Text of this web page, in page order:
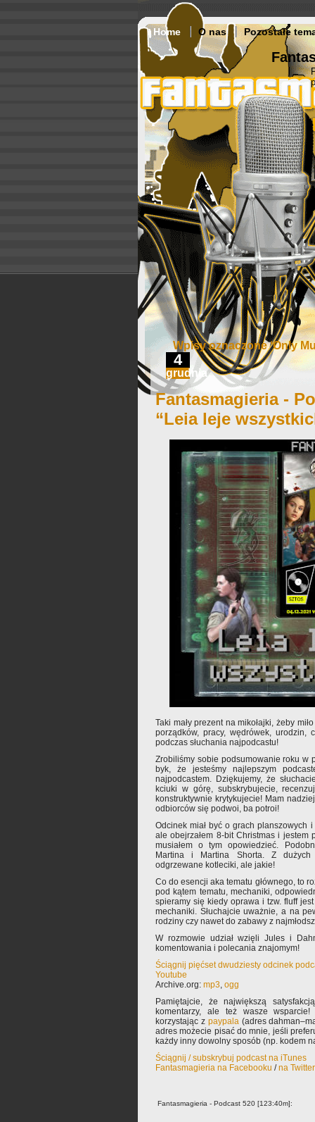
Home O nas Pozostałe
Wpisy oznaczone ‘Only
4
grudnia
Fantasmagieria -
“Leia leje
Taki mały prezent na mikołajki, żeby
porządków, pracy, wędrówek, urodzin,
podczas słuchania najpodcastu!
Zrobiliśmy sobie podsumowanie roku w
byk, że jesteśmy najlepszym
najpodcastem. Dziękujemy, że
kciuki w górę, subskrybujecie,
konstruktywnie krytykujecie! Mam
odbiorców się podwoi, ba potroi!
Odcinek miał być o grach planszowych
ale obejrzałem 8-bit Christmas i jestem
musiałem o tym opowiedzieć.
Martina i Martina Shorta. Z
odgrzewane kotleciki, ale jakie!
Co do esencji aka tematu głównego, to
pod kątem tematu, mechaniki,
spieramy się kiedy oprawa i tzw. fluff
mechaniki. Słuchajcie uważnie, a na
rodziny czy nawet do zabawy z
W rozmowie udział wzięli Jules i
komentowania i polecania znajomym!
Ściągnij pięćset dwudziesty odcinek
Youtube
Archive.org: mp3, ogg
Pamiętajcie, że największą
komentarzy, ale też wasze
korzystając z paypala(adres
adres możecie pisać do mnie, jeśli
każdy inny dowolny sposób (np. kodem
Ściągnij / subskrybuj podcast na iTunes
Fantasmagieria na Facebooku /na
Fantasmagieria - Podcast 520 [123:40m]: